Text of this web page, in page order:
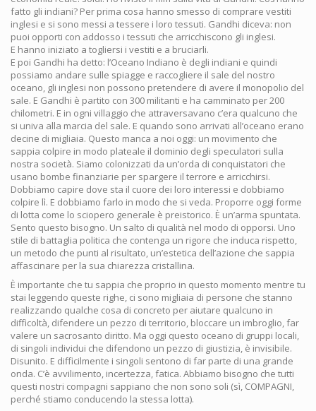
fatto gli indiani? Per prima cosa hanno smesso di comprare vestiti
inglesi e si sono messi a tessere i loro tessuti. Gandhi diceva: non
puoi opporti con addosso i tessuti che arricchiscono gli inglesi.
E hanno iniziato a togliersi i vestiti e a bruciarli.
E poi Gandhi ha detto: l’Oceano Indiano è degli indiani e quindi
possiamo andare sulle spiagge e raccogliere il sale del nostro
oceano, gli inglesi non possono pretendere di avere il monopolio del
sale. E Gandhi è partito con 300 militanti e ha camminato per 200
chilometri. E in ogni villaggio che attraversavano c’era qualcuno che
si univa alla marcia del sale. E quando sono arrivati all’oceano erano
decine di migliaia. Questo manca a noi oggi: un movimento che
sappia colpire in modo plateale il dominio degli speculatori sulla
nostra società. Siamo colonizzati da un’orda di conquistatori che
usano bombe finanziarie per spargere il terrore e arricchirsi.
Dobbiamo capire dove sta il cuore dei loro interessi e dobbiamo
colpire lì. E dobbiamo farlo in modo che si veda. Proporre oggi forme
di lotta come lo sciopero generale è preistorico. È un’arma spuntata.
Sento questo bisogno. Un salto di qualità nel modo di opporsi. Uno
stile di battaglia politica che contenga un rigore che induca rispetto,
un metodo che punti al risultato, un’estetica dell’azione che sappia
affascinare per la sua chiarezza cristallina.
È importante che tu sappia che proprio in questo momento mentre tu
stai leggendo queste righe, ci sono migliaia di persone che stanno
realizzando qualche cosa di concreto per aiutare qualcuno in
difficoltà, difendere un pezzo di territorio, bloccare un imbroglio, far
valere un sacrosanto diritto. Ma oggi questo oceano di gruppi locali,
di singoli individui che difendono un pezzo di giustizia, è invisibile.
Disunito. E difficilmente i singoli sentono di far parte di una grande
onda. C’è avvilimento, incertezza, fatica. Abbiamo bisogno che tutti
questi nostri compagni sappiano che non sono soli (sì, COMPAGNI,
perché stiamo conducendo la stessa lotta).